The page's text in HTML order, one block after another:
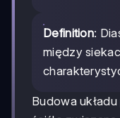
Definition:
między
Budowa